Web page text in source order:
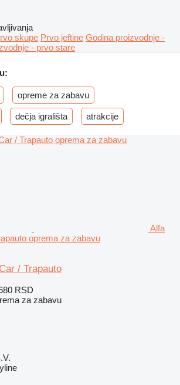
skupe Prvo jeftine Godina proizvodnje -
- prvo stare
opreme za zabavu
dečja igrališta atrakcije
Alfa
oprema za zabavu
/ Trapauto
RSD
za zabavu